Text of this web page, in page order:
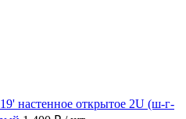
настенное открытое 2U (ш-г-